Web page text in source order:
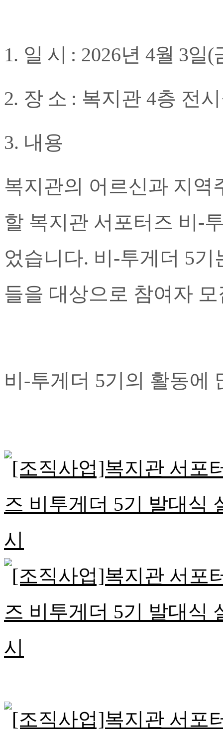
1. 일 시 : 2026년 4월 3일(
2. 장 소 : 복지관 4층 전
3. 내용
복지관의 어르신과 지역
할 복지관 서포터즈 비-
었습니다. 비-투게더 5
들을 대상으로 참여자
비-투게더 5기의 활동에